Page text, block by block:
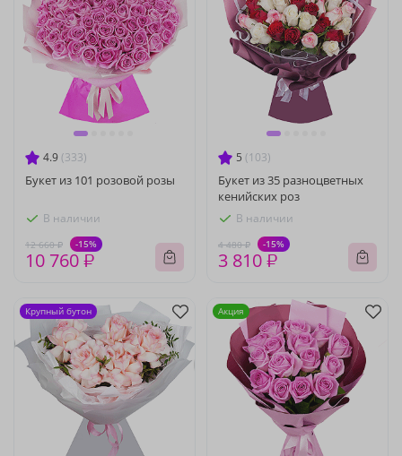
4.9 (333)
Букет из 101 розовой розы
В наличии
12 660 ₽ -15%
10 760 ₽
5 (103)
Букет из 35 разноцветных
кенийских роз
В наличии
4 480 ₽ -15%
3 810 ₽
Крупный бутон Акция